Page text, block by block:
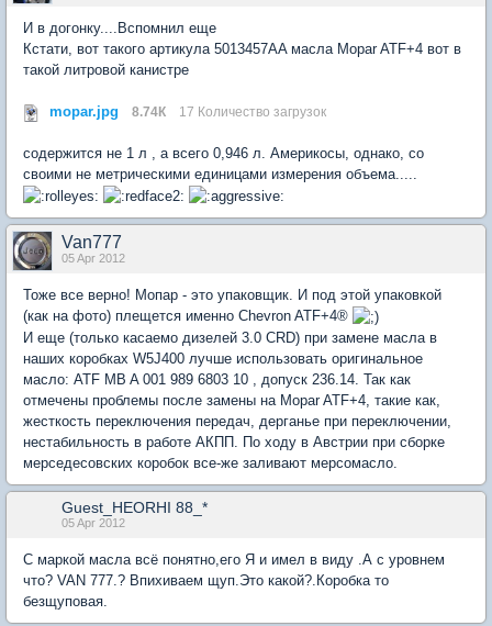
И в догонку....Вспомнил еще
Кстати, вот такого артикула 5013457AA масла Mopar ATF+4 вот в
такой литровой канистре
mopar.jpg 8.74К 17 Количество загрузок
содержится не 1 л , а всего 0,946 л. Америкосы, однако, со
своими не метрическими единицами измерения объема.....
Van777
05 Apr 2012
Тоже все верно! Мопар - это упаковщик. И под этой упаковкой
(как на фото) плещется именно Chevron ATF+4®
И еще (только касаемо дизелей 3.0 CRD) при замене масла в
наших коробках W5J400 лучше использовать оригинальное
масло: ATF MB A 001 989 6803 10 , допуск 236.14. Так как
отмечены проблемы после замены на Mopar ATF+4, такие как,
жесткость переключения передач, дерганье при переключении,
нестабильность в работе АКПП. По ходу в Австрии при сборке
мерседесовских коробок все-же заливают мерсомасло.
Guest_HEORHI 88_*
05 Apr 2012
C маркой масла всё понятно,его Я и имел в виду .А с уровнем
что? VAN 777.? Впихиваем щуп.Это какой?.Коробка то
безщуповая.